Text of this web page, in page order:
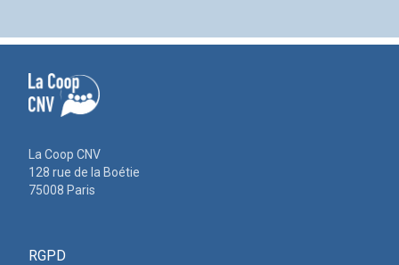
La Coop CNV
128 rue de la Boétie
75008 Paris
RGPD